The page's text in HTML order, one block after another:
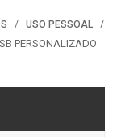
USO PESSOAL
PERSONALIZADO